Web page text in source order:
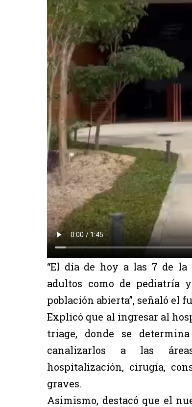
“El día de hoy a las 7 de
adultos como de pediatría
población abierta”, señaló el
Explicó que al ingresar al
triage, donde se
canalizarlos a las áreas
hospitalización, cirugía,
graves.
Asimismo, destacó que el